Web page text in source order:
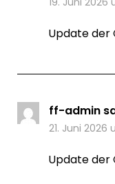
Update der
ff-admin
21. Juni 2026
Update der